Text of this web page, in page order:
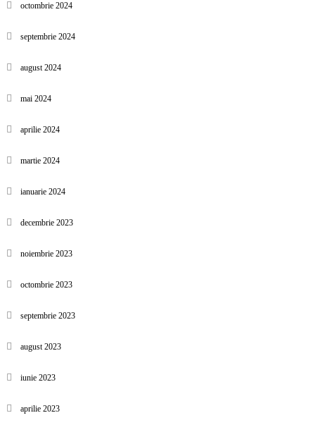
octombrie 2024
septembrie 2024
august 2024
mai 2024
aprilie 2024
martie 2024
ianuarie 2024
decembrie 2023
noiembrie 2023
octombrie 2023
septembrie 2023
august 2023
iunie 2023
aprilie 2023